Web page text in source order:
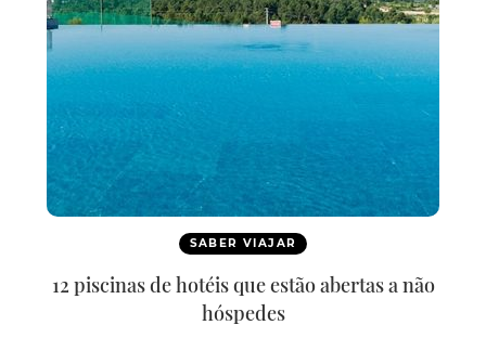
SABER VIAJAR
12 piscinas de hotéis que estão abertas a não
hóspedes